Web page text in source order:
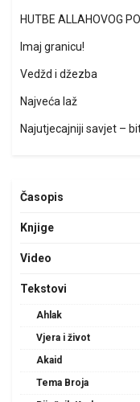
HUTBE ALLAHOVOG
Imaj granicu!
Vedžd i džezba
Najveća laž
Najutjecajniji savjet –
Časopis
Knjige
Video
Tekstovi
Ahlak
Vjera i život
Akaid
Tema Broja